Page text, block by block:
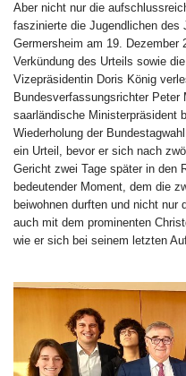
Aber nicht nur die
faszinierte die Jugendlichen des
Germersheim am 19. Dezember
Verkündung des Urteils sowie
Vizepräsidentin Doris König
Bundesverfassungsrichter Peter
saarländische Ministerpräsident
Wiederholung der
ein Urteil, bevor er sich nach
Gericht zwei Tage später in den
bedeutender Moment, dem die
beiwohnen durften und nicht
auch mit dem prominenten
wie er sich bei seinem letzten